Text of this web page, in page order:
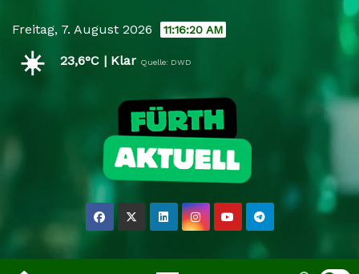
content
Freitag, 7. August 2026 11:16:21 AM
☀️ 23,6°C | Klar Quelle: DWD